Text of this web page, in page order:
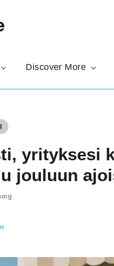
Discover More
yrityksesi
jouluun